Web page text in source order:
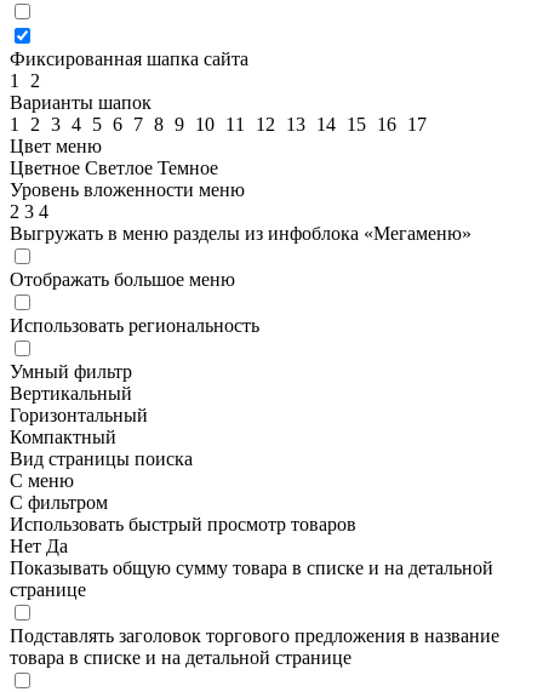
Фиксированная шапка сайта
1
2
Варианты шапок
1
2 3 4 5 6 7 8 9 10 11 12 13 14 15 16 17
Цвет меню
Цветное Светлое Темное
Уровень вложенности меню
2 3 4
Выгружать в меню разделы из инфоблока «Мегаменю»
Отображать большое меню
Использовать региональность
Умный фильтр
Вертикальный
Горизонтальный
Компактный
Вид страницы поиска
С меню
С фильтром
Использовать быстрый просмотр товаров
Нет Да
Показывать общую сумму товара в списке и на детальной
странице
Подставлять заголовок торгового предложения в название
товара в списке и на детальной странице